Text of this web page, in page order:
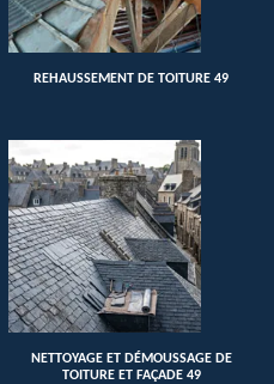
REHAUSSEMENT DE TOITURE 49
NETTOYAGE ET DÉMOUSSAGE DE
TOITURE ET FAÇADE 49